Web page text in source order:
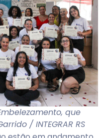
que
/ INTEGRAR RS